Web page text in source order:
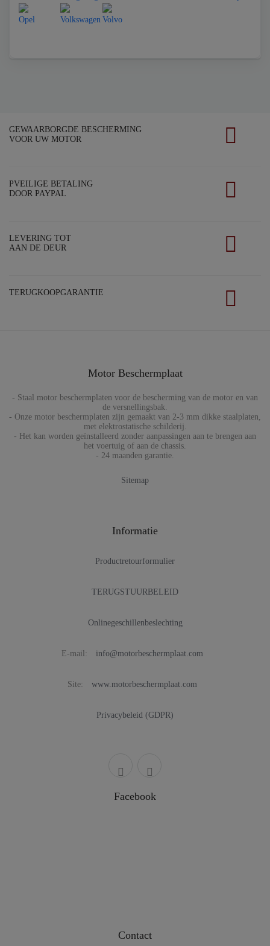
GEWAARBORGDE BESCHERMING
VOOR UW MOTOR
PVEILIGE BETALING
DOOR PAYPAL
LEVERING TOT
AAN DE DEUR
TERUGKOOPGARANTIE
Motor Beschermplaat
- Staal motor beschermplaten voor de bescherming van de motor en van
de versnellingsbak.
- Onze motor beschermplaten zijn gemaakt van 2-3 mm dikke staalplaten,
met elektrostatische schilderij.
- Het kan worden geïnstalleerd zonder aanpassingen aan te brengen aan
het voertuig of aan de chassis.
- 24 maanden garantie.
Sitemap
Informatie
Productretourformulier
TERUGSTUURBELEID
Onlinegeschillenbeslechting
E-mail: info@motorbeschermplaat.com
Site: www.motorbeschermplaat.com
Privacybeleid (GDPR)
Facebook
Contact